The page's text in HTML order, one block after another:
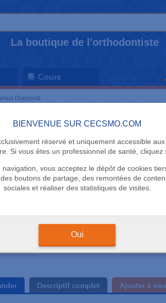
La boutique de l'orthodontiste
Cours
BIENVENUE SUR CECSMO.COM
réservé et uniquement accessible
Si vous êtes un professionnel de santé, cliquez
navigation, vous acceptez le dépôt de cookies
boutons de partage, des remontées de
sociales et réaliser des statistiques de visites.
Oui
Diamond
Venus
Kulzer
+
Descriptif complet Ajouter à